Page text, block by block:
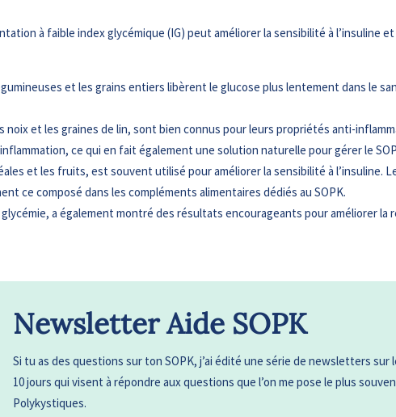
à faible index glycémique (IG) peut améliorer la sensibilité à l’insuline
et les grains entiers libèrent le glucose plus lentement dans le
noix et les graines de lin, sont bien connus pour leurs propriétés anti-
ce qui en fait également une solution naturelle pour gérer le
et les fruits, est souvent utilisé pour améliorer la sensibilité à l’insuline.
ce composé dans les compléments alimentaires dédiés au SOPK.
a également montré des résultats encourageants pour améliorer la
Newsletter Aide SOPK
Si tu as des questions sur ton SOPK, j’ai édité une série de newsletters sur
10 jours qui visent à répondre aux questions que l’on me pose le plus
Polykystiques.